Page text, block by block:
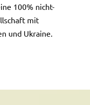
100% nicht-
mit
und Ukraine.